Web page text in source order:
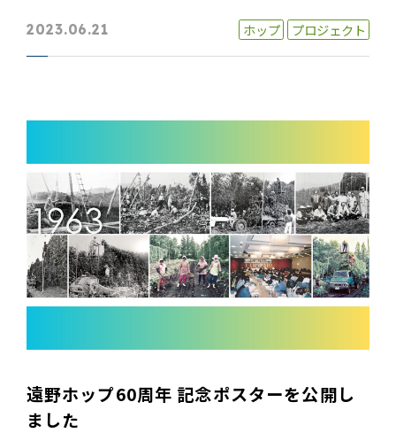
2023.06.21 ホップ プロジェクト
遠野ホップ60周年 記念ポスターを公開し
ました